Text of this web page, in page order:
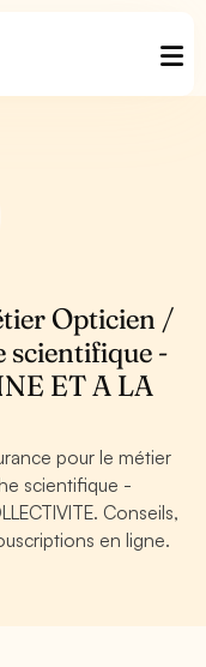
Opticien /
scientifique -
ET A LA
pour le métier
scientifique -
Conseils,
en ligne.